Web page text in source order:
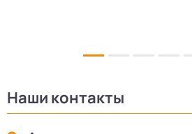
Наши контакты